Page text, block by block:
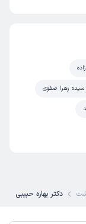
سیده زهرا صفوی
دکتر بهاره حبیبی